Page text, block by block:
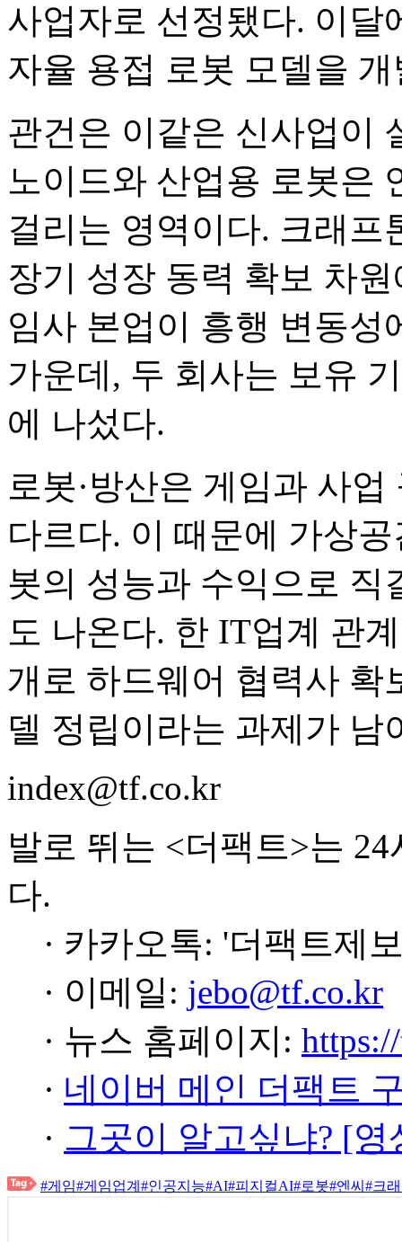
사업자로 선정됐다. 이달
자율 용접 로봇 모델을
관건은 이같은 신사업이
노이드와 산업용 로봇은
걸리는 영역이다. 크래
장기 성장 동력 확보 차
임사 본업이 흥행 변동성
가운데, 두 회사는 보유
에 나섰다.
로봇·방산은 게임과 사
다르다. 이 때문에 가상
봇의 성능과 수익으로 직
도 나온다. 한 IT업계 관
개로 하드웨어 협력사 확
델 정립이라는 과제가 남
index@tf.co.kr
발로 뛰는 <더팩트>는
다.
· 카카오톡: '더팩트제
· 이메일: jebo@tf.co.kr
· 뉴스 홈페이지:
· 네이버 메인 더팩트
· 그곳이 알고싶냐? [
#게임#게임업계 #인공지능#AI#피지컬AI#로봇#엔씨 #크